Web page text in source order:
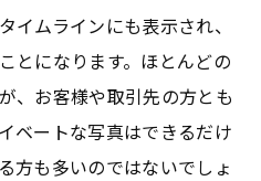
イムラインにも表示され、
とになります。ほとんどの
、お客様や取引先の方とも
ベートな写真はできるだけ
方も多いのではないでしょ